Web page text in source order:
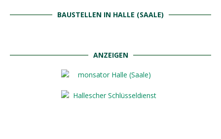
BAUSTELLEN IN HALLE (SAALE)
ANZEIGEN